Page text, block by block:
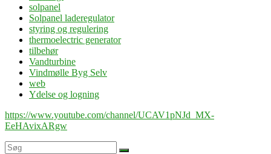
solpanel
Solpanel laderegulator
styring og regulering
thermoelectric generator
tilbehør
Vandturbine
Vindmølle Byg Selv
web
Ydelse og logning
https://www.youtube.com/channel/UCAV1pNJd_MX-
EeHAvixARgw